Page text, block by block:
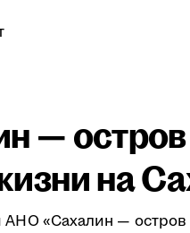
—
на
«Сахалин —